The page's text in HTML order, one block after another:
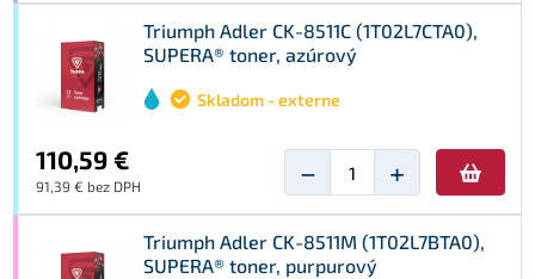
Triumph Adler CK-8511C (1T02L7CTA0),
SUPERA® toner, azúrový
Skladom - externe
110,59 €
91,39 € bez DPH − +
Triumph Adler CK-8511M (1T02L7BTA0),
SUPERA® toner, purpurový